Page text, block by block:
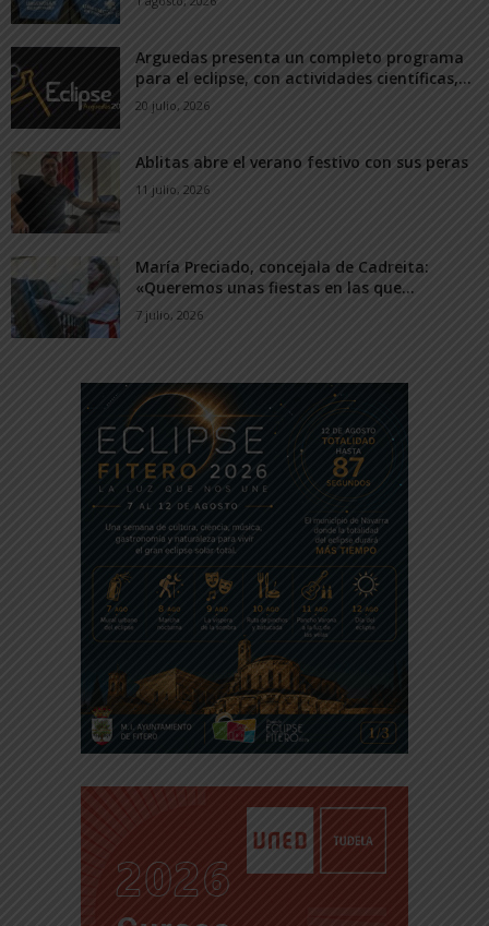
Arguedas presenta un completo programa
para el eclipse, con actividades científicas,...
20 julio, 2026
Ablitas abre el verano festivo con sus peras
11 julio, 2026
María Preciado, concejala de Cadreita:
«Queremos unas fiestas en las que...
7 julio, 2026